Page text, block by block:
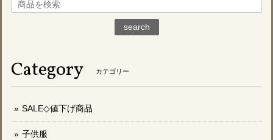
search
Category カテゴリー
SALE◇値下げ商品
子供服